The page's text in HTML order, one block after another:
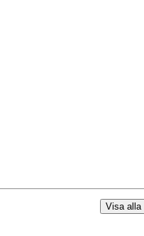
Visa alla